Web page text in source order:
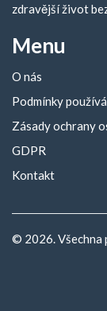
zdravější život
Menu
O nás
Podmínky
Zásady ochrany
GDPR
Kontakt
© 2026. Všechna